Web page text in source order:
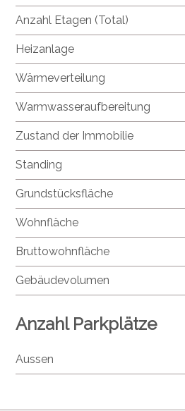
Anzahl Etagen (Total)
Heizanlage
Wärmeverteilung
Warmwasseraufbereitung
Zustand der Immobilie
Standing
Grundstücksfläche
Wohnfläche
Bruttowohnfläche
Gebäudevolumen
Anzahl Parkplätze
Aussen